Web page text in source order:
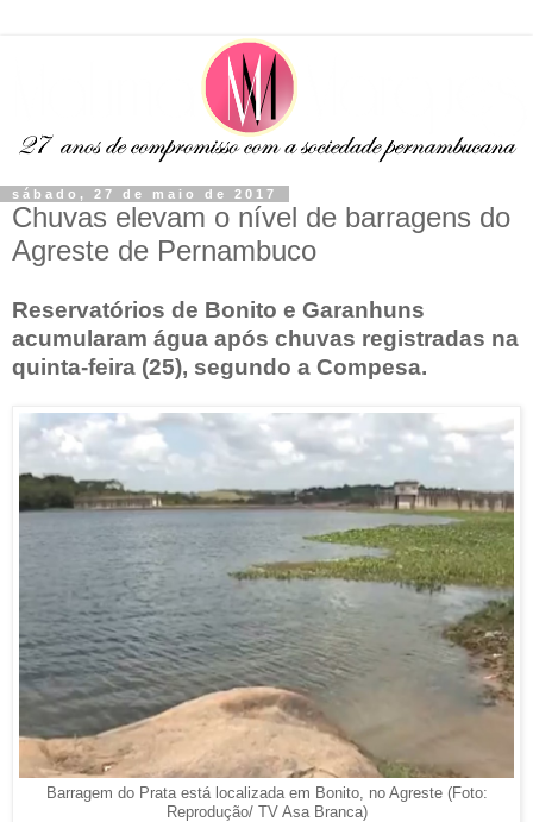
sábado, 27 de maio de 2017
Chuvas elevam o nível de barragens do
Agreste de Pernambuco
Reservatórios de Bonito e Garanhuns
acumularam água após chuvas registradas na
quinta-feira (25), segundo a Compesa.
Barragem do Prata está localizada em Bonito, no Agreste (Foto:
Reprodução/ TV Asa Branca)